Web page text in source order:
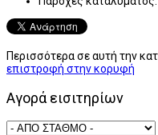
Περισσότερα σε αυτή την
επιστροφή στην κορυφή
Αγορά εισιτηρίων